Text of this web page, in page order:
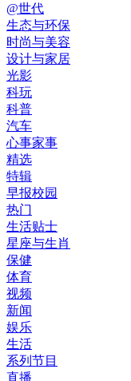
@世代
生态与环保
时尚与美容
设计与家居
光影
科玩
科普
汽车
心事家事
精选
特辑
早报校园
热门
生活贴士
星座与生肖
保健
体育
视频
新闻
娱乐
生活
系列节目
直播